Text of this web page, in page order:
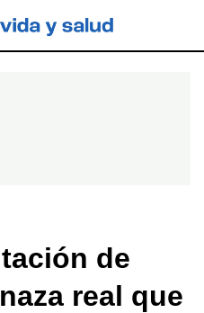
de
real que